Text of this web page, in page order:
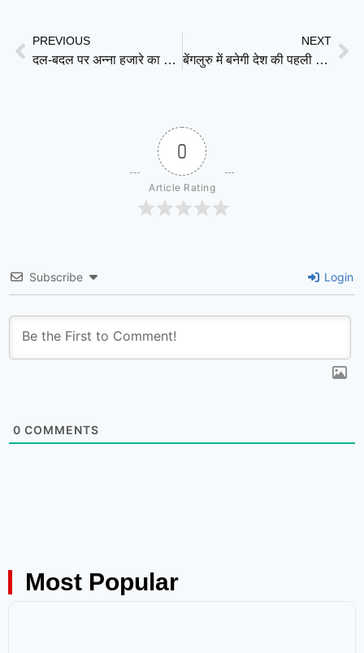
PREVIOUS
दल-बदल पर अन्ना हजारे का बड़ा बयान: राघव चड्ढा समेत सांसदों के BJP में जाने पर सख्त कानून की मांग
NEXT
बेंगलुरु में बनेगी देश की पहली स्वदेशी बुलेट ट्रेन, ICF-BEML को बड़ी जिम्मेदारी
0
Article Rating
Subscribe Login
0 COMMENTS
Most Popular